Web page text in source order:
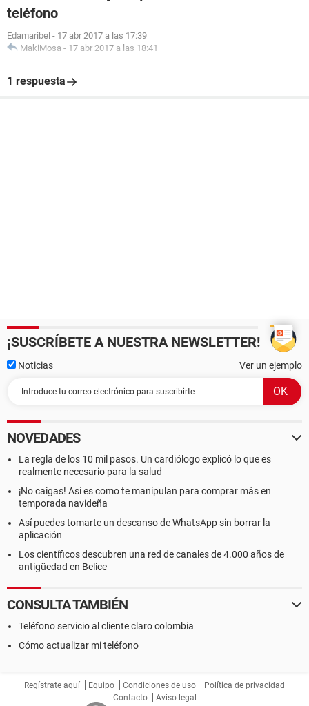
teléfono
Edamaribel - 17 abr 2017 a las 17:39
MakiMosa - 17 abr 2017 a las 18:41
1 respuesta
¡SUSCRÍBETE A NUESTRA NEWSLETTER!
Noticias Ver un ejemplo
NOVEDADES
La regla de los 10 mil pasos. Un cardiólogo explicó lo que es
realmente necesario para la salud
¡No caigas! Así es como te manipulan para comprar más en
temporada navideña
Así puedes tomarte un descanso de WhatsApp sin borrar la
aplicación
Los científicos descubren una red de canales de 4.000 años de
antigüedad en Belice
CONSULTA TAMBIÉN
Teléfono servicio al cliente claro colombia
Cómo actualizar mi teléfono
Regístrate aquí Equipo Condiciones de uso
Política de privacidad
Contacto
Aviso legal